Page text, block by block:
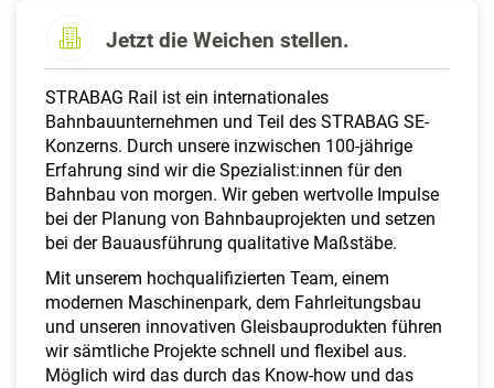
Jetzt die Weichen stellen.
STRABAG Rail ist ein internationales
Bahnbauunternehmen und Teil des STRABAG SE-
Konzerns. Durch unsere inzwischen 100-jährige
Erfahrung sind wir die Spezialist:innen für den
Bahnbau von morgen. Wir geben wertvolle Impulse
bei der Planung von Bahnbauprojekten und setzen
bei der Bauausführung qualitative Maßstäbe.
Mit unserem hochqualifizierten Team, einem
modernen Maschinenpark, dem Fahrleitungsbau
und unseren innovativen Gleisbauprodukten führen
wir sämtliche Projekte schnell und flexibel aus.
Möglich wird das durch das Know-how und das